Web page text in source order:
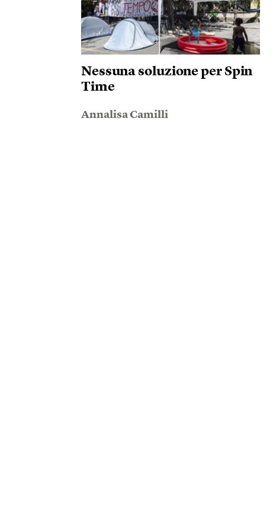
Nessuna soluzione per Spin
Time
Annalisa Camilli